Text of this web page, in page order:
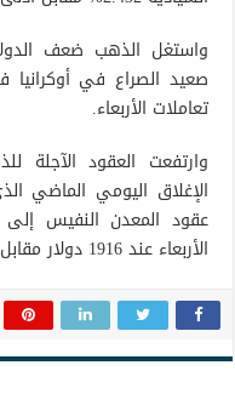
واستغل الذهب ضعف
صعيد الصراع في أوكرانيا
تعاملات الأربعاء.
عقود المعدن النفيس
الأربعاء عند 1916 دولار مقابل أعلى المستويات عند 1933 دولار.